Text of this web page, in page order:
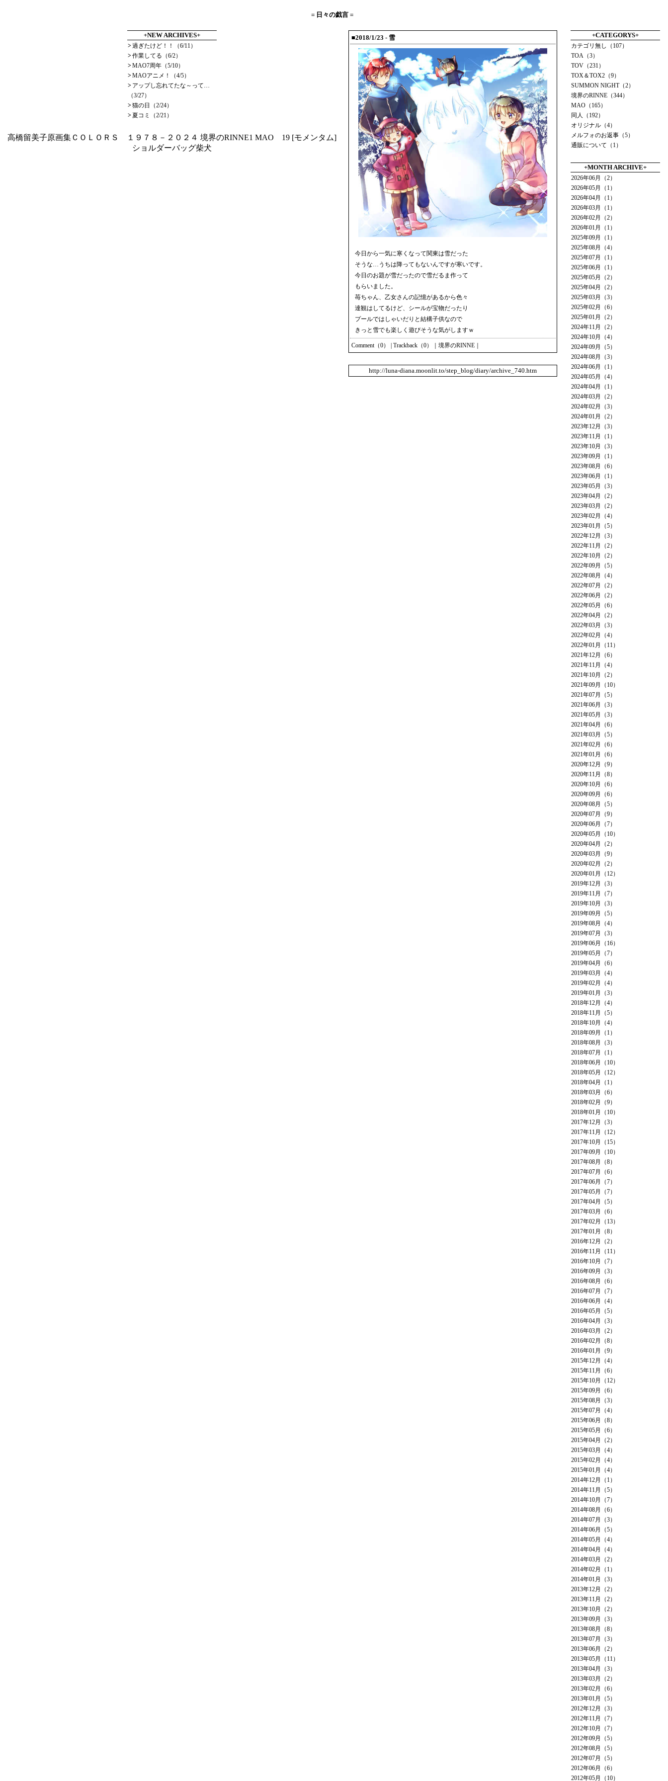
= 日々の戯言 =
+NEW ARCHIVES+
>過ぎたけど！！（6/11）
>作業してる（6/2）
>MAO7周年（5/10）
>MAOアニメ！（4/5）
> アップし忘れてたな～って…
（3/27）
>猫の日（2/24）
>夏コミ（2/21）
高橋留美子原画集ＣＯＬＯＲＳ １９７８－２０２４ 境界のRINNE1 MAO 19 [モメンタム]
ショルダーバッグ柴犬
■2018/1/23 - 雪
今日から一気に寒くなって関東は雪だった
そうな…うちは降ってもないんですが寒いです。
今日のお題が雪だったので雪だるま作って
もらいました。
苺ちゃん、乙女さんの記憶があるから色々
達観はしてるけど、シールが宝物だったり
プールではしゃいだりと結構子供なので
きっと雪でも楽しく遊びそうな気がしますｗ
Comment（0） Trackback（0） 境界のRINNE
http://luna-diana.moonlit.to/step_blog/diary/archive_740.htm
+CATEGORYS+
カテゴリ無し（107）
TOA（3）
TOV（231）
TOX＆TOX2（9）
SUMMON NIGHT（2）
境界のRINNE（344）
MAO（165）
同人（192）
オリジナル（4）
メルフォのお返事（5）
通販について（1）
+MONTH ARCHIVE+
2026年06月（2）
2026年05月（1）
2026年04月（1）
2026年03月（1）
2026年02月（2）
2026年01月（1）
2025年09月（1）
2025年08月（4）
2025年07月（1）
2025年06月（1）
2025年05月（2）
2025年04月（2）
2025年03月（3）
2025年02月（6）
2025年01月（2）
2024年11月（2）
2024年10月（4）
2024年09月（5）
2024年08月（3）
2024年06月（1）
2024年05月（4）
2024年04月（1）
2024年03月（2）
2024年02月（3）
2024年01月（2）
2023年12月（3）
2023年11月（1）
2023年10月（3）
2023年09月（1）
2023年08月（6）
2023年06月（1）
2023年05月（3）
2023年04月（2）
2023年03月（2）
2023年02月（4）
2023年01月（5）
2022年12月（3）
2022年11月（2）
2022年10月（2）
2022年09月（5）
2022年08月（4）
2022年07月（2）
2022年06月（2）
2022年05月（6）
2022年04月（2）
2022年03月（3）
2022年02月（4）
2022年01月（11）
2021年12月（6）
2021年11月（4）
2021年10月（2）
2021年09月（10）
2021年07月（5）
2021年06月（3）
2021年05月（3）
2021年04月（6）
2021年03月（5）
2021年02月（6）
2021年01月（6）
2020年12月（9）
2020年11月（8）
2020年10月（6）
2020年09月（6）
2020年08月（5）
2020年07月（9）
2020年06月（7）
2020年05月（10）
2020年04月（2）
2020年03月（9）
2020年02月（2）
2020年01月（12）
2019年12月（3）
2019年11月（7）
2019年10月（3）
2019年09月（5）
2019年08月（4）
2019年07月（3）
2019年06月（16）
2019年05月（7）
2019年04月（6）
2019年03月（4）
2019年02月（4）
2019年01月（3）
2018年12月（4）
2018年11月（5）
2018年10月（4）
2018年09月（1）
2018年08月（3）
2018年07月（1）
2018年06月（10）
2018年05月（12）
2018年04月（1）
2018年03月（6）
2018年02月（9）
2018年01月（10）
2017年12月（3）
2017年11月（12）
2017年10月（15）
2017年09月（10）
2017年08月（8）
2017年07月（6）
2017年06月（7）
2017年05月（7）
2017年04月（5）
2017年03月（6）
2017年02月（13）
2017年01月（8）
2016年12月（2）
2016年11月（11）
2016年10月（7）
2016年09月（3）
2016年08月（6）
2016年07月（7）
2016年06月（4）
2016年05月（5）
2016年04月（3）
2016年03月（2）
2016年02月（8）
2016年01月（9）
2015年12月（4）
2015年11月（6）
2015年10月（12）
2015年09月（6）
2015年08月（3）
2015年07月（4）
2015年06月（8）
2015年05月（6）
2015年04月（2）
2015年03月（4）
2015年02月（4）
2015年01月（4）
2014年12月（1）
2014年11月（5）
2014年10月（7）
2014年08月（6）
2014年07月（3）
2014年06月（5）
2014年05月（4）
2014年04月（4）
2014年03月（2）
2014年02月（1）
2014年01月（3）
2013年12月（2）
2013年11月（2）
2013年10月（2）
2013年09月（3）
2013年08月（8）
2013年07月（3）
2013年06月（2）
2013年05月（11）
2013年04月（3）
2013年03月（2）
2013年02月（6）
2013年01月（5）
2012年12月（3）
2012年11月（7）
2012年10月（7）
2012年09月（5）
2012年08月（5）
2012年07月（5）
2012年06月（6）
2012年05月（10）